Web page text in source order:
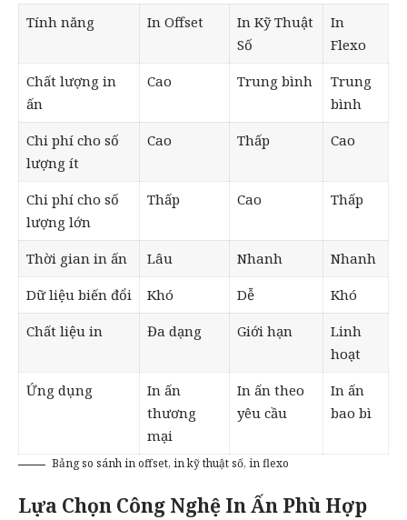
Tính năng In Offset
In Kỹ Thuật
Số
In
Flexo
Chất lượng in
ấn
Cao Trung bình
Trung
bình
Chi phí cho số
lượng ít
Cao Thấp Cao
Chi phí cho số
lượng lớn
Thấp Cao Thấp
Thời gian in ấn Lâu Nhanh
Nhanh
Dữ liệu biến đổi
Khó Dễ
Khó
Chất liệu in
Đa dạng Giới hạn
Linh
hoạt
Ứng dụng
In ấn
thương
mại
In ấn theo
yêu cầu
In ấn
bao bì
Bảng so sánh in offset, in kỹ thuật số, in flexo
Lựa Chọn Công Nghệ In Ấn Phù Hợp